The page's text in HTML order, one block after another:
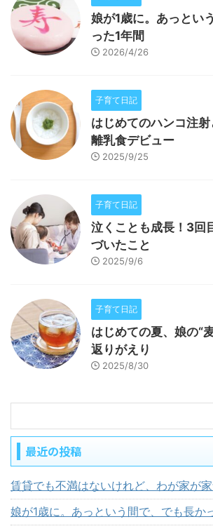
娘が1歳に。あっとい
った1年間
2026/4/26
子育て日記
はじめてのハンコ注
離乳食デビュー
2025/9/25
子育て日記
泣くことも成長！3回
づいたこと
2025/9/6
子育て日記
はじめての夏、娘の“
返りがえり
2025/8/30
最近の投稿
賃貸でも不満はないけれど、わが家が
娘が1歳に。あっという間で、でも長か